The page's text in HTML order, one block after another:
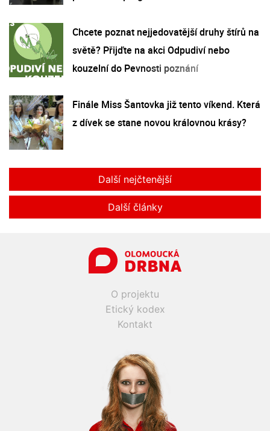
Chcete poznat nejjedovatější druhy štírů na
světě? Přijďte na akci Odpudiví nebo
kouzelní do Pevnosti poznání
Finále Miss Šantovka již tento víkend. Která
z dívek se stane novou královnou krásy?
Další nejčtenější
Další články
O projektu
Etický kodex
Kontakt